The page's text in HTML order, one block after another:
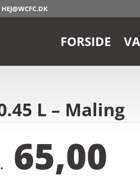
HEJ@WCFC.DK
FORSIDE
L – Maling
65,00